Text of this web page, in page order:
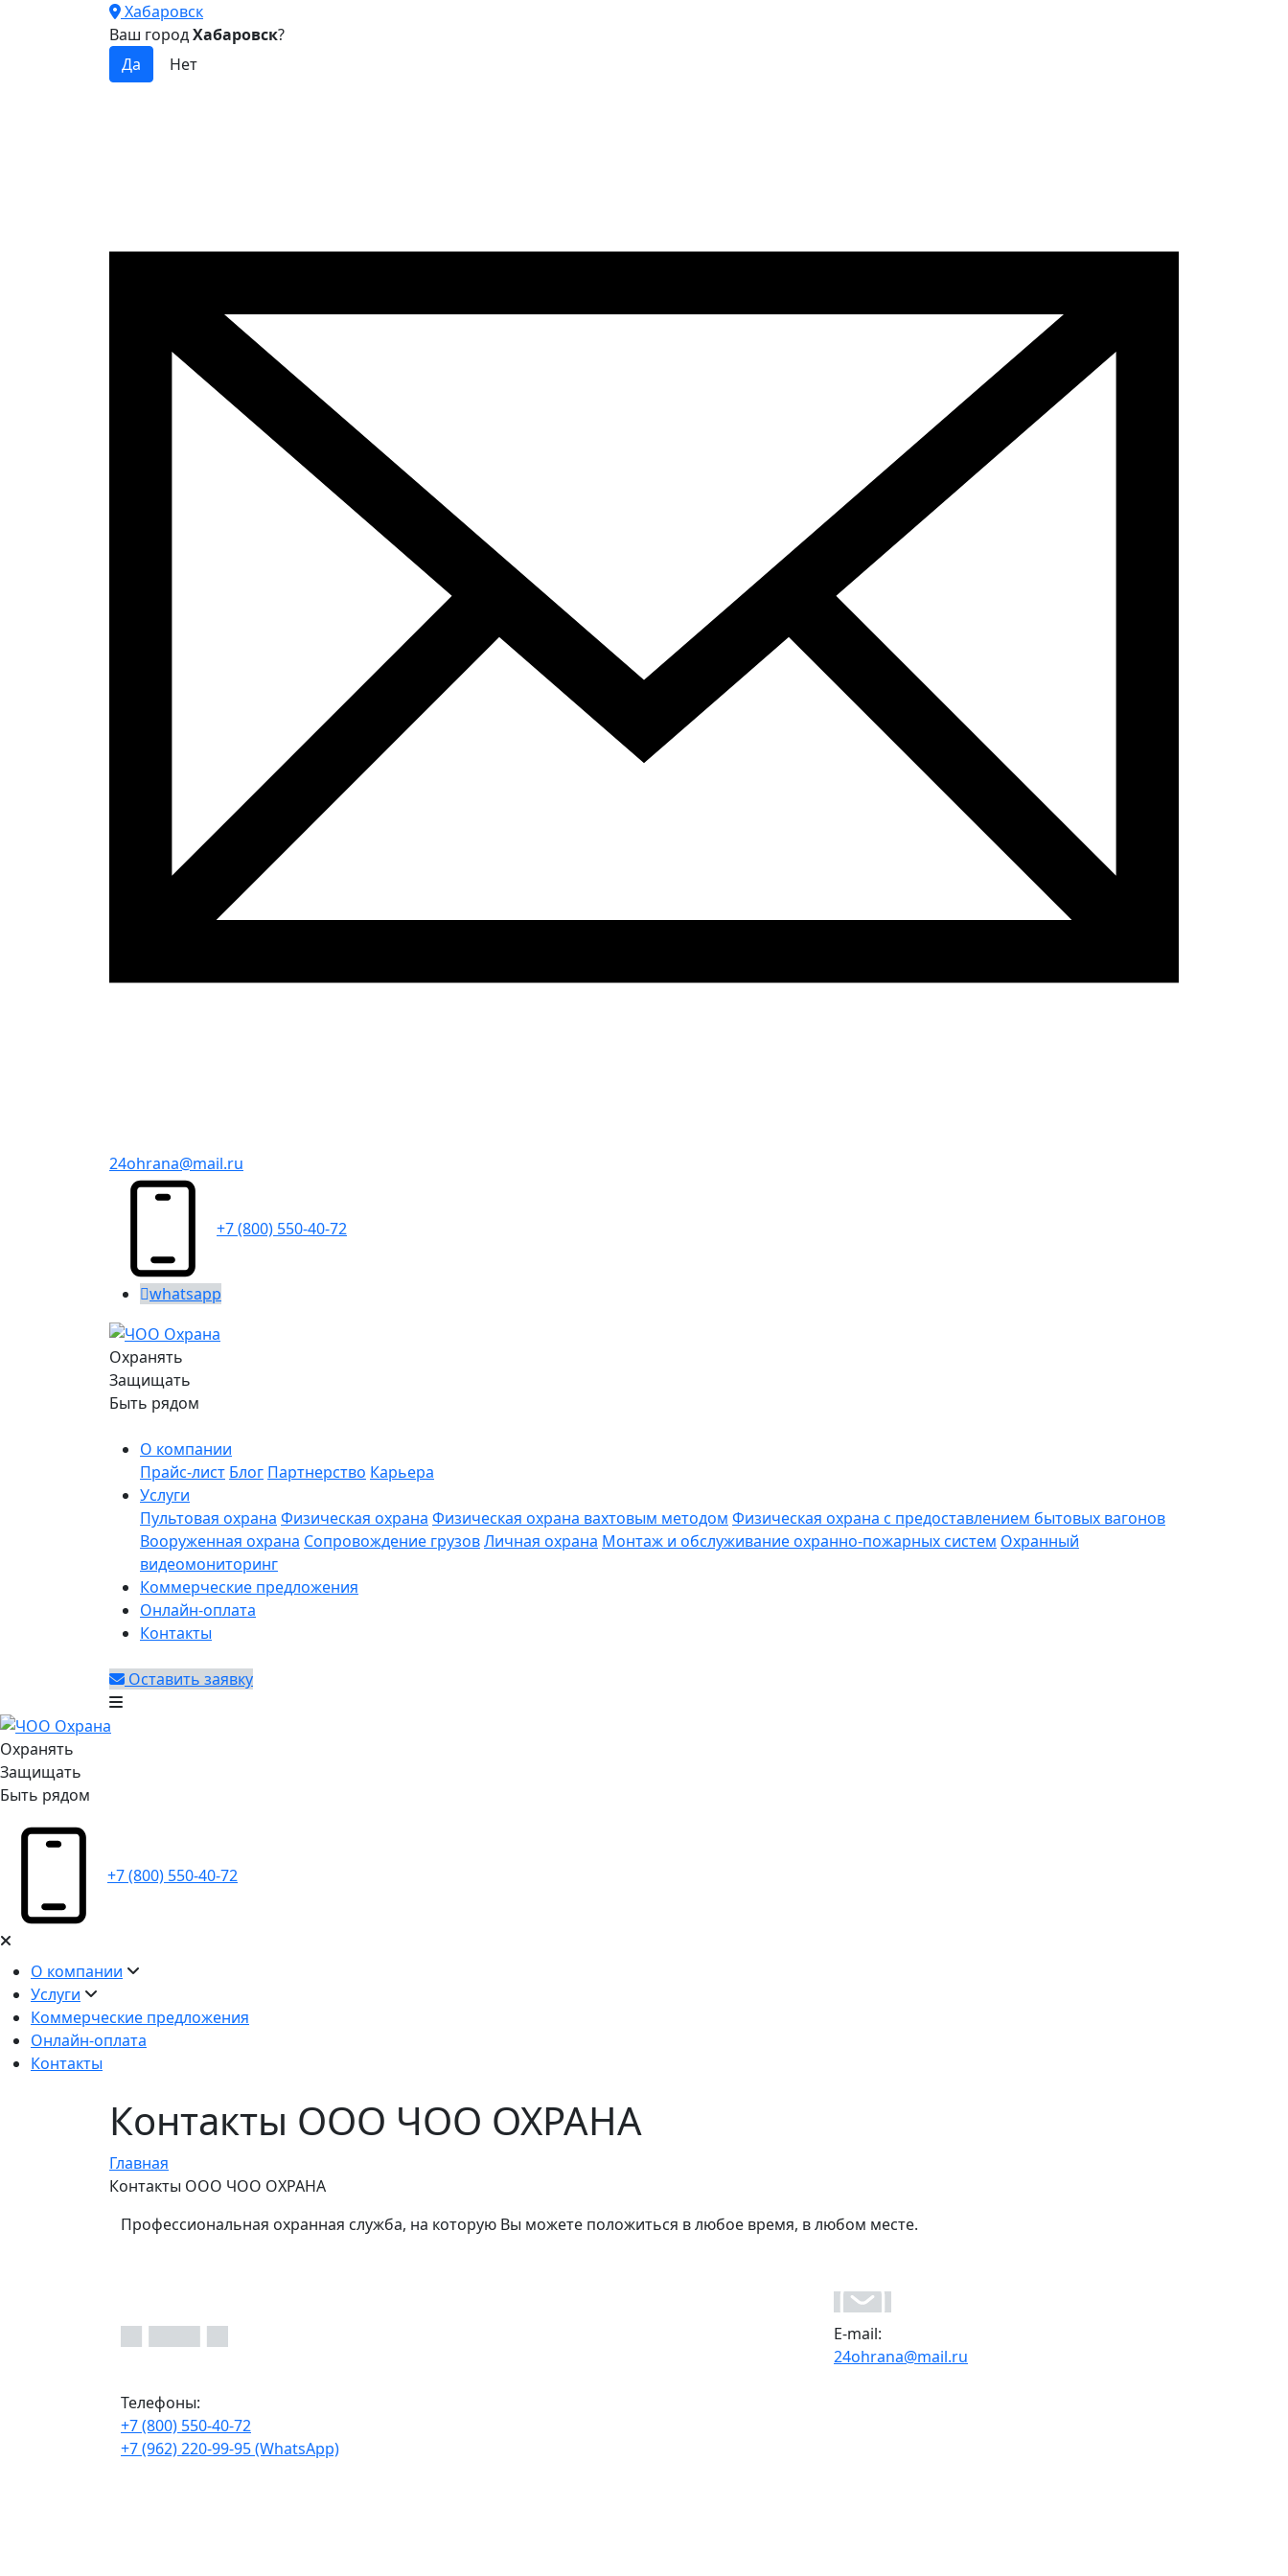
Хабаровск
Ваш городХабаровск?
24ohrana@mail.ru
+7 (800) 550-40-72
whatsapp
Охранять
Защищать
Быть рядом
О компании
Прайс-лист Блог Партнерство Карьера
Услуги
Пультовая охрана Физическая охрана Физическая охрана вахтовым методом Физическая охрана с предоставлением бытовых вагонов
Вооруженная охрана Сопровождение грузовЛичная охрана Монтаж и обслуживание охранно-пожарных систем Охранный
видеомониторинг
Коммерческие предложения
Онлайн-оплата
Контакты
Оставить заявку
Охранять
Защищать
Быть рядом
+7 (800) 550-40-72
О компании
Услуги
Коммерческие предложения
Онлайн-оплата
Контакты
Контакты ООО ЧОО ОХРАНА
Главная
Контакты ООО ЧОО ОХРАНА
Профессиональная охранная служба, на которую Вы можете положиться в любое время, в любом месте.
Телефоны:
+7 (800) 550-40-72
+7 (962) 220-99-95 (WhatsApp)
E-mail:
24ohrana@mail.ru